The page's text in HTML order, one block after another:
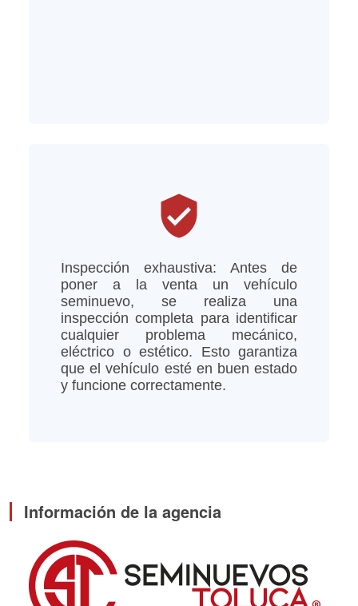
verified_user
Inspección exhaustiva: Antes de
poner a la venta un vehículo
seminuevo, se realiza una
inspección completa para identificar
cualquier problema mecánico,
eléctrico o estético. Esto garantiza
que el vehículo esté en buen estado
y funcione correctamente.
Información de la agencia